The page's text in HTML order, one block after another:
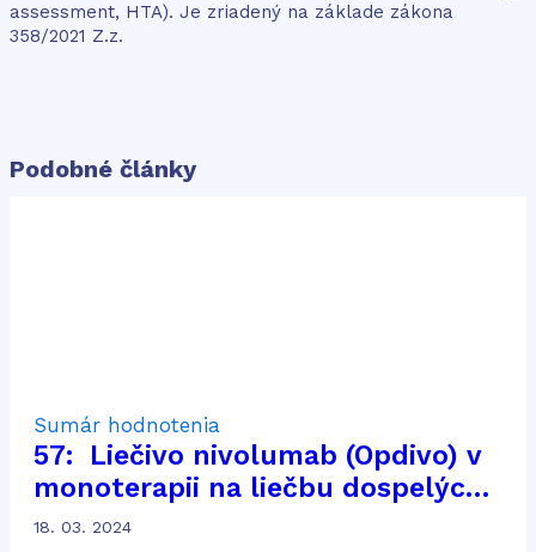
assessment, HTA). Je zriadený na základe zákona
358/2021 Z.z.
Podobné články
Sumár hodnotenia
57: Liečivo nivolumab (Opdivo) v
monoterapii na liečbu dospelých
pacientov s pokročilým
18. 03. 2024